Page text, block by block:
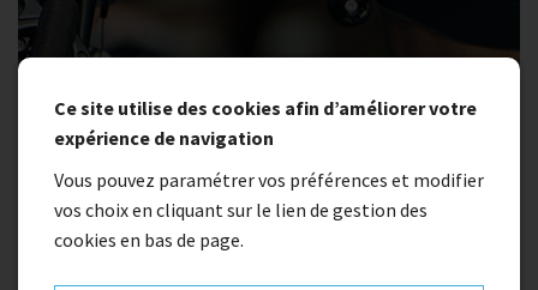
Ce site utilise des cookies afin d’améliorer votre
expérience de navigation
Vous pouvez paramétrer vos préférences et modifier
vos choix en cliquant sur le lien de gestion des
cookies en bas de page.